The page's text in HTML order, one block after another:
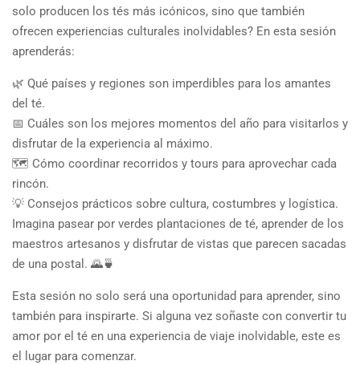
solo producen los tés más icónicos, sino que también
ofrecen experiencias culturales inolvidables? En esta sesión
aprenderás:
🌿 Qué países y regiones son imperdibles para los amantes
del té.
📅 Cuáles son los mejores momentos del año para visitarlos y
disfrutar de la experiencia al máximo.
🗺️ Cómo coordinar recorridos y tours para aprovechar cada
rincón.
💡 Consejos prácticos sobre cultura, costumbres y logística.
Imagina pasear por verdes plantaciones de té, aprender de los
maestros artesanos y disfrutar de vistas que parecen sacadas
de una postal. 🌄🍵
Esta sesión no solo será una oportunidad para aprender, sino
también para inspirarte. Si alguna vez soñaste con convertir tu
amor por el té en una experiencia de viaje inolvidable, este es
el lugar para comenzar.